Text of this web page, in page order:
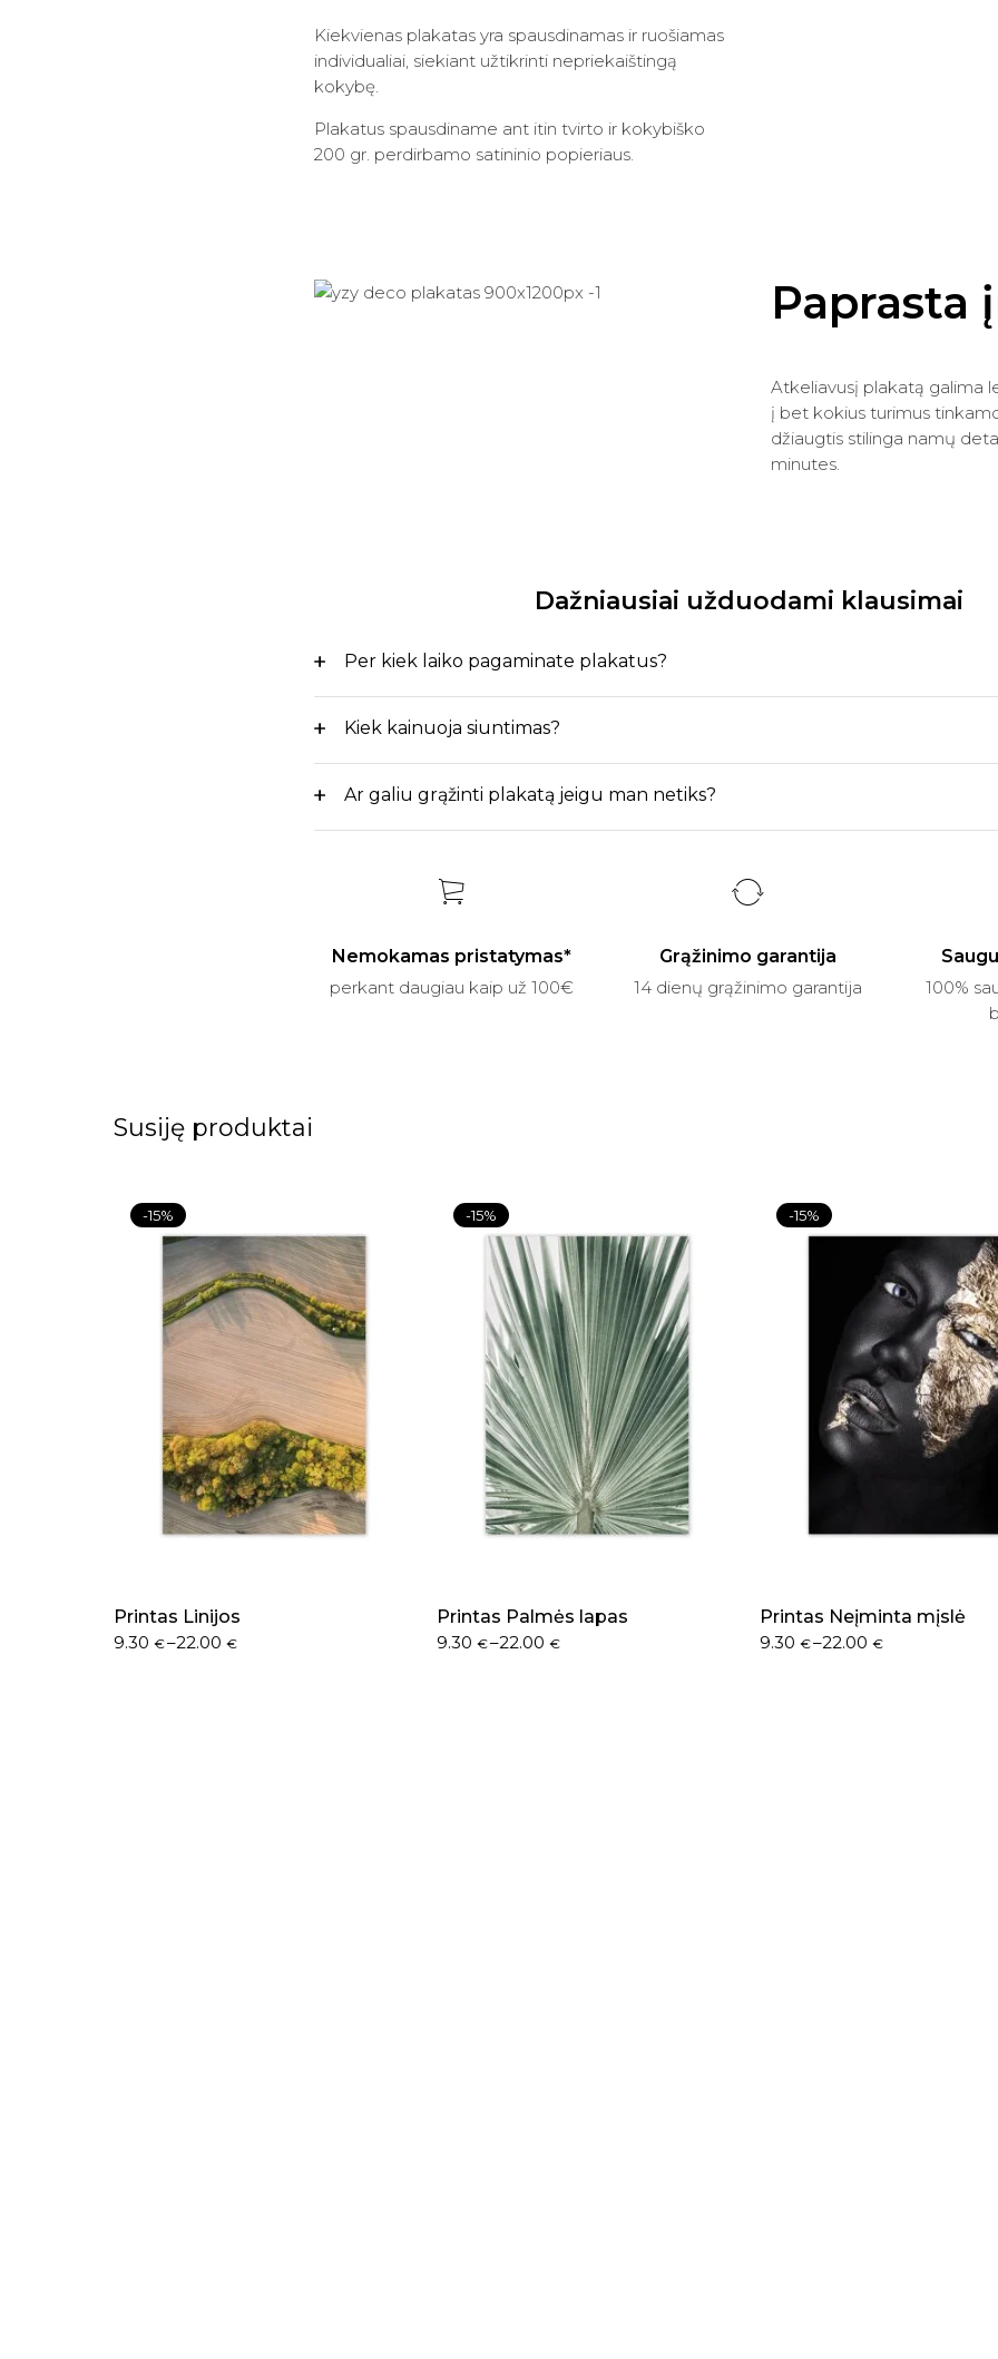
Kiekvienas plakatas yra spausdinamas ir ruošiamas
individualiai, siekiant užtikrinti nepriekaištingą
kokybę.
Plakatus spausdiname ant itin tvirto ir kokybiško
200 gr. perdirbamo satininio popieriaus.
Paprasta
Atkeliavusį plakatą galima
į bet kokius turimus
džiaugtis stilinga namų
minutes.
Dažniausiai užduodami klausimai
Per kiek laiko pagaminate plakatus?
Kiek kainuoja siuntimas?
Ar galiu grąžinti plakatą jeigu man netiks?
Nemokamas pristatymas*
perkant daugiau kaip už 100€
Grąžinimo garantija
14 dienų grąžinimo garantija
100%
Susiję produktai
-15%
Printas Linijos
9.30 €–22.00€
-15%
Printas Palmės lapas
9.30 €–22.00€
-15%
Printas Neįminta mįslė
9.30 €–22.00€